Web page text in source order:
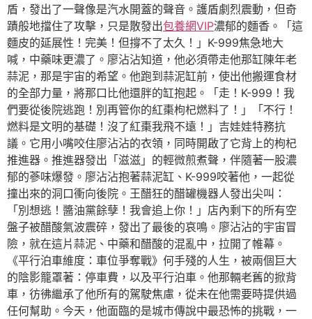
盾，發出了一聲像是汽水開蓋的聲音。護盾劇烈震動，但奇
蹟般地擋住了攻擊，只是散發出包養網VIP濃郁的麵香。「這
麵皮的延展性！完美！但撐不了太久！」K-999焦急地大
喊，中藥味更濃了。廖沾沾知道，他必須帶走他那缸陳年老
蒜泥，那是宇宙的希望。他跑到蒜泥缸前，使出他搬運食材
的全部力量，將那口比他還胖的缸抱起。「走！K-999！我
們要從後院逃跑！別再管你的紅棗枸杞燃料了！」「不行！
燃料是文明的基礎！沒了紅棗我飛不遠！」吉娃娃特務抗
議。它用小嘴咬住廖沾沾的衣領，同時開啟了它背上的枸杞
推進器。推進器發出「滋滋」的輕微煎煮聲，伴隨著一股濃
郁的蔘味爆發。廖沾沾抱著蒜泥缸、K-999咬著他，一起從
撞出來的洞口衝向後院。王醋狂的醋罐機器人發出尖叫：
「別想逃！醬油黨餘孽！我會追上你！」店內剩下的所有空
盤子被醋酸氣波震碎，發出了最後的哀鳴。廖沾沾的宇宙冒
險，就在這片蒜泥、中藥和醋酸的混亂中，拉開了帷幕。
《平行泊車維度：車位爭奪戰》何手殘的人生，被兩個巨大
的陰影籠罩著：停車費，以及平行泊車。他那輛老舊的掀背
車，彷彿繼承了他所有的駕駛焦慮，從未在他需要時提供過
任何幫助。今天，他面臨的是城市傳說中最恐怖的挑戰，一